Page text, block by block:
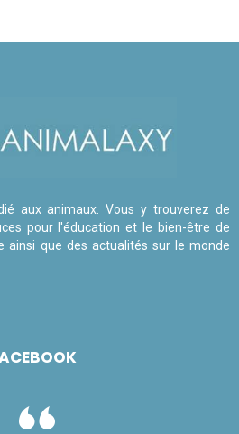
aux animaux. Vous y trouverez de
pour l'éducation et le bien-être de
ainsi que des actualités sur le monde